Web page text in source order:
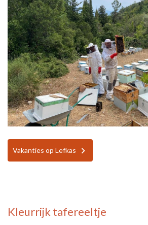
Vakanties op Lefkas
Kleurrijk tafereeltje